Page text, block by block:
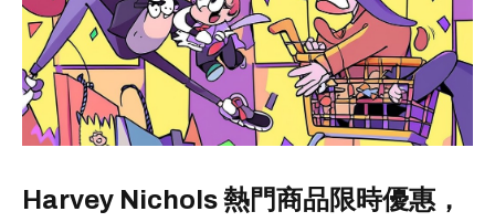
Harvey Nichols 熱門商品限時優惠，